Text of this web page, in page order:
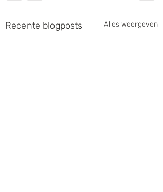
Recente blogposts Alles weergeven